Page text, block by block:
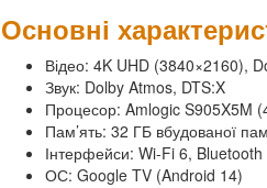
Основні
Відео: 4K UHD (3840×2160),
Звук: Dolby Atmos, DTS:X
Процесор: Amlogic S905X5M
Пам’ять: 32 ГБ вбудованої
Інтерфейси: Wi-Fi 6,
ОС: Google TV (Android 14)